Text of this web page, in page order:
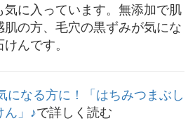
気に入っています。無添加で肌
の方、毛穴の黒ずみが気にな
んです。
になる方に！「はちみつまぶし
ん」♪で詳しく読む